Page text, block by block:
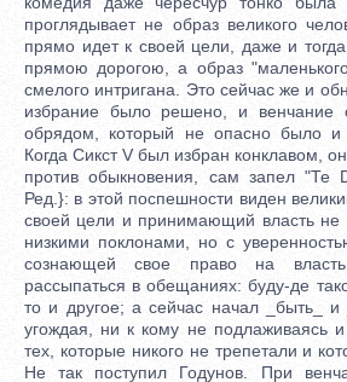
проглядывает не образ великого
прямо идет к своей цели, даже и
прямою дорогою, а образ
смелого интригана. Это сейчас же и
избрание было решено, и венчание
обрядом, который не опасно было и
Когда Сикст V был избран конклавом,
против обыкновения, сам запел "Те
Ред.}: в этой поспешности виден
своей цели и принимающий власть не
низкими поклонами, но с
сознающей свое право на
рассыпаться в обещаниях: буду-де
то и другое; а сейчас начал _быть_ и
угождая, ни к кому не подлаживаясь и
тех, которые никого не трепетали и
Не так поступил Годунов. При